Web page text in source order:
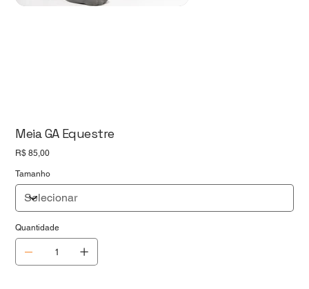
Meia GA Equestre
Preço
R$ 85,00
Tamanho
Quantidade